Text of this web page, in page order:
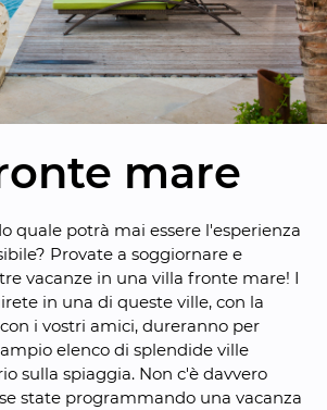
mare
quale potrà mai essere l'esperienza
Provate a soggiornare e
vacanze in una villa fronte mare! I
in una di queste ville, con la
i vostri amici, dureranno per
elenco di splendide ville
sulla spiaggia. Non c'è davvero
state programmando una vacanza